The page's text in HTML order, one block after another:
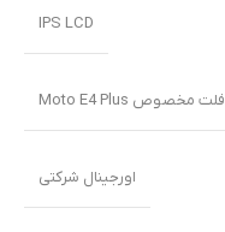
IPS LCD
فلت مخصوص Moto E4 Plus
اورجینال شرکتی